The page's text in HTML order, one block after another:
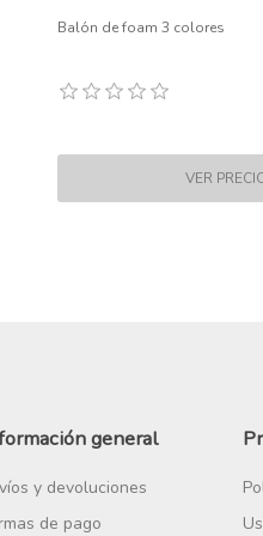
Balón de foam 3 colores
general
y devoluciones
de pago